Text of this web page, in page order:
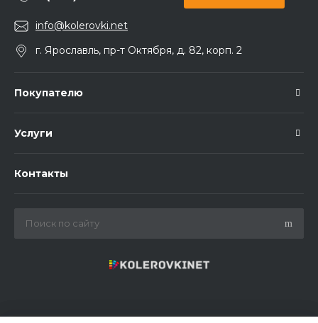
info@kolerovki.net
г. Ярославль, пр-т Октября, д. 82, корп. 2
Покупателю
Услуги
Контакты